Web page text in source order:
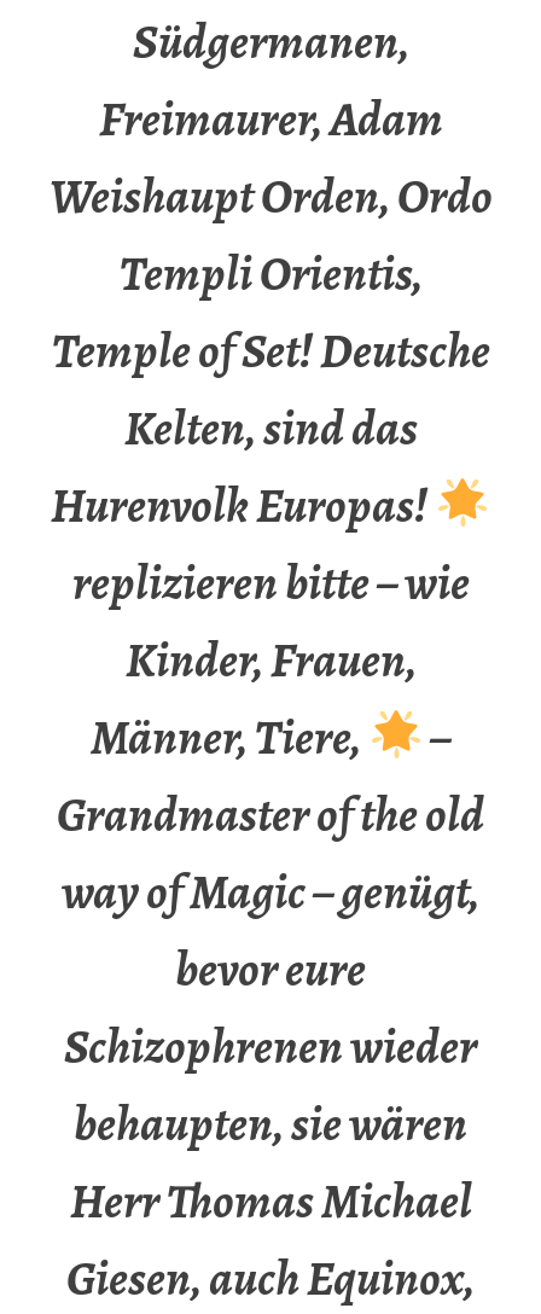
Südgermanen,
Freimaurer, Adam
Weishaupt Orden, Ordo
Templi Orientis,
Temple of Set! Deutsche
Kelten, sind das
Hurenvolk Europas!
replizieren bitte – wie
Kinder, Frauen,
Männer, Tiere,
–
Grandmaster of the old
way of Magic – genügt,
bevor eure
Schizophrenen wieder
behaupten, sie wären
Herr Thomas Michael
Giesen, auch Equinox,